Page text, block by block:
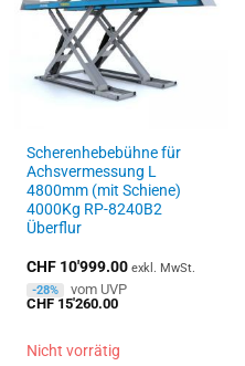
Scherenhebebühne für
Achsvermessung L
4800mm (mit Schiene)
4000Kg RP-8240B2
Überflur
CHF 10'999.00 exkl. MwSt.
-28%
vom UVP
CHF 15'260.00
Nicht vorrätig